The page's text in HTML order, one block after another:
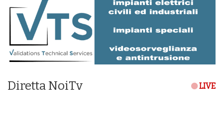
Diretta NoiTv LIVE